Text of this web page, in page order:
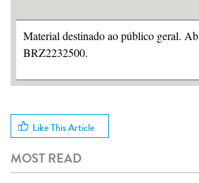
Material destinado ao público geral.
BRZ2232500.
Like This Article
MOST READ